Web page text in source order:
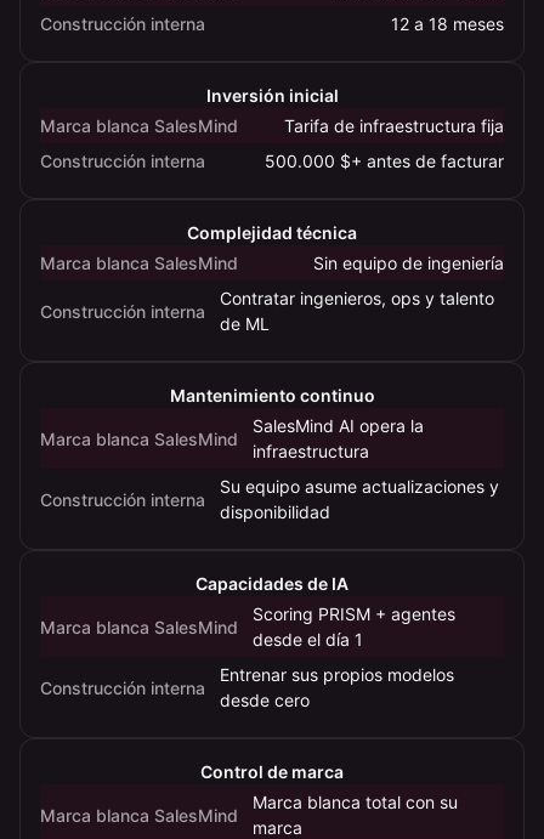
SalesMind
Construcción interna
12 a 18 meses
Inversión inicial
Marca blanca SalesMind
Tarifa de infraestructura fija
Construcción interna
500.000 $+ antes de facturar
Complejidad técnica
Marca blanca SalesMind
Sin equipo de ingeniería
Construcción interna
Contratar ingenieros, ops y talento
de ML
Mantenimiento continuo
Marca blanca SalesMind
SalesMind AI opera la
infraestructura
Construcción interna
Su equipo asume actualizaciones y
disponibilidad
Capacidades de IA
Marca blanca SalesMind
Scoring PRISM + agentes
desde el día 1
Construcción interna
Entrenar sus propios modelos
desde cero
Control de marca
Marca blanca SalesMind
Marca blanca total con su
marca